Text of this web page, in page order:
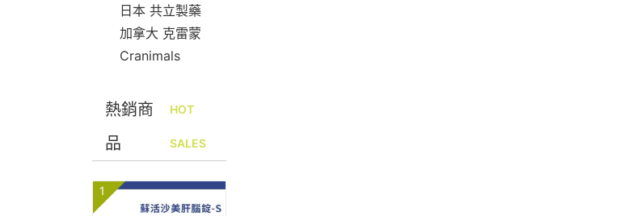
日本 共立製藥
加拿大 克雷蒙
Cranimals
熱銷商
品
HOT
SALES
1